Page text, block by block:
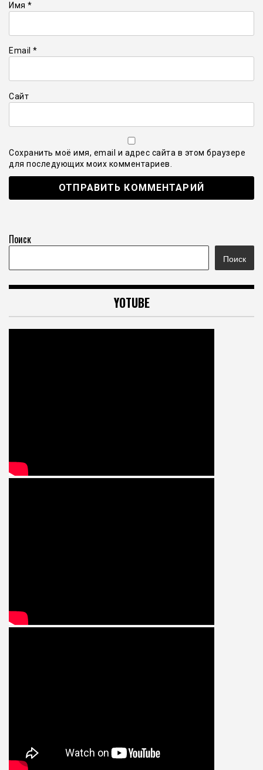
Имя *
Email *
Сайт
Сохранить моё имя, email и адрес сайта в этом браузере
для последующих моих комментариев.
Поиск
Поиск
YOTUBE